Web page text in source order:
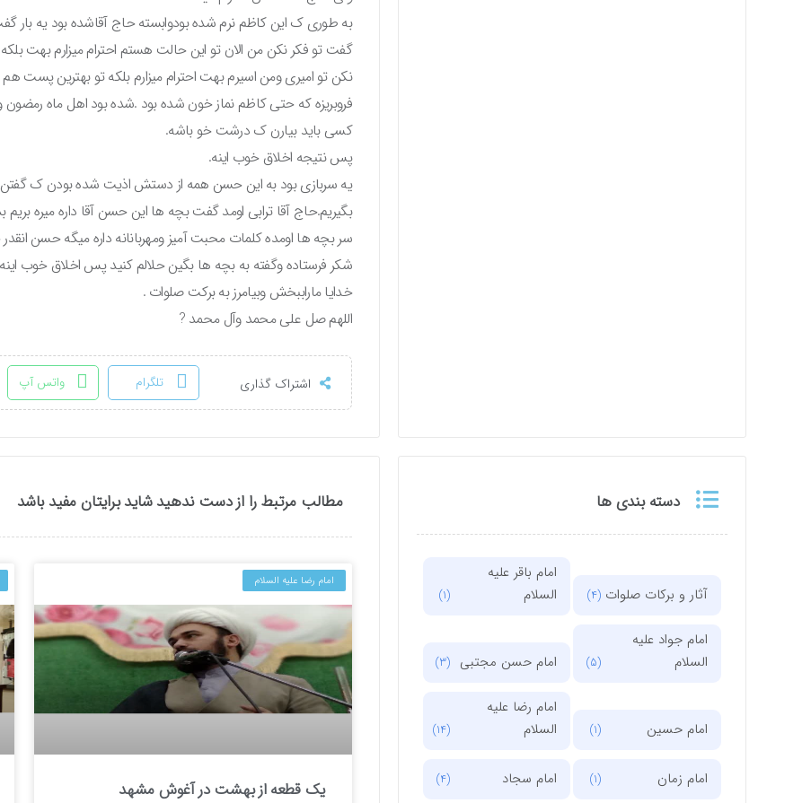
به طوری ک این کاظم نرم شده بودوابسته حاج آقاشده بود یه بار
گفت تو فکر نکن من الان تو این حالت هستم احترام میزارم بهت
نکن تو امیری ومن اسیرم بهت احترام میزارم بلکه تو بهترین پست
فروبریزه که حتی کاظم نماز خون شده بود .شده بود اهل ماه رمضون
کسی باید بیارن ک درشت خو باشه.
پس نتیجه اخلاق خوب اینه.
یه سربازی بود به این حسن همه از دستش اذیت شده بودن ک
بگیریم.حاج آقا ترابی اومد گفت بچه ها این حسن آقا داره میره
سر بچه ها اومده کلمات محبت آمیز ومهربانانه داره میگه
شکر فرستاده وگفته به بچه ها بگین حلالم کنید پس اخلاق خوب اینه
خدایا ماراببخش وبیامرز به برکت صلوات .
اللهم صل علی محمد وآل محمد ?
اشتراک گذاری تلگرام واتس آپ
دسته بندی ها
آثار و برکات صلوات (4)
امام باقر علیه
السلام
(1)
امام جواد علیه
السلام
(5) امام حسن مجتبی (3)
امام حسین (1)
امام رضا علیه
السلام
(14)
امام زمان (1) امام سجاد (4)
مطالب مرتبط را از دست ندهید شاید برایتان مفید باشد
امام رضا علیه السلام
یک قطعه از بهشت در آغوش مشهد